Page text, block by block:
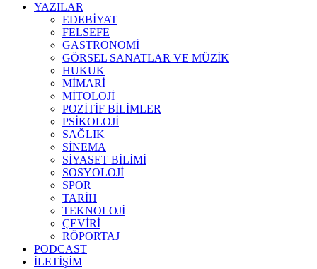
YAZILAR
EDEBİYAT
FELSEFE
GASTRONOMİ
GÖRSEL SANATLAR VE MÜZİK
HUKUK
MİMARİ
MİTOLOJİ
POZİTİF BİLİMLER
PSİKOLOJİ
SAĞLIK
SİNEMA
SİYASET BİLİMİ
SOSYOLOJİ
SPOR
TARİH
TEKNOLOJİ
ÇEVİRİ
RÖPORTAJ
PODCAST
İLETİŞİM